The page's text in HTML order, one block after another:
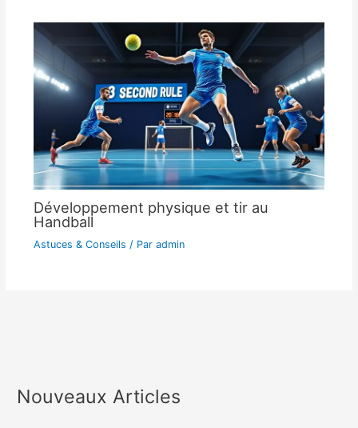
Développement physique et tir au
Handball
Astuces & Conseils / Par admin
Nouveaux Articles